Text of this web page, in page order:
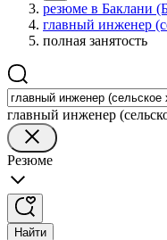
резюме в Баклани
главный инженер
полная занятость
главный инженер
Резюме
Найти